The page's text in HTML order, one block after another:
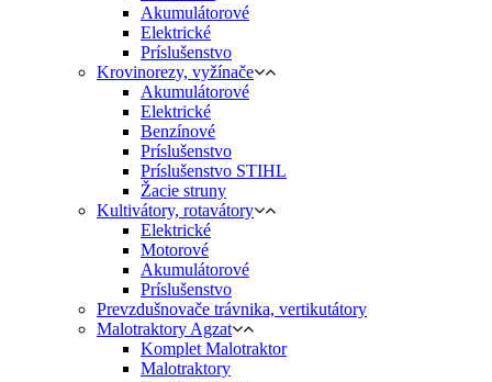
Akumulátorové
Elektrické
Príslušenstvo
Krovinorezy, vyžínače
Akumulátorové
Elektrické
Benzínové
Príslušenstvo
Príslušenstvo STIHL
Žacie struny
Kultivátory, rotavátory
Elektrické
Motorové
Akumulátorové
Príslušenstvo
Prevzdušnovače trávnika, vertikutátory
Malotraktory Agzat
Komplet Malotraktor
Malotraktory